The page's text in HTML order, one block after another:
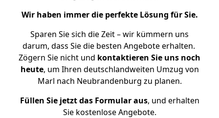
Wir haben immer die perfekte Lösung für Sie.
Sparen Sie sich die Zeit – wir kümmern uns
darum, dass Sie die besten Angebote erhalten.
Zögern Sie nicht und kontaktieren Sie uns noch
heute, um Ihren deutschlandweiten Umzug von
Marl nach Neubrandenburg zu planen.
Füllen Sie jetzt das Formular aus, und erhalten
Sie kostenlose Angebote.